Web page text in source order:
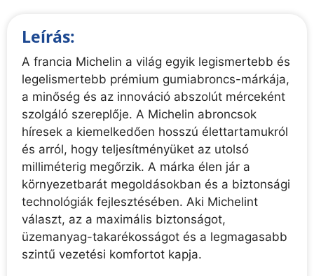
Leírás:
A francia Michelin a világ egyik legismertebb és
legelismertebb prémium gumiabroncs-márkája,
a minőség és az innováció abszolút mérceként
szolgáló szereplője. A Michelin abroncsok
híresek a kiemelkedően hosszú élettartamukról
és arról, hogy teljesítményüket az utolsó
milliméterig megőrzik. A márka élen jár a
környezetbarát megoldásokban és a biztonsági
technológiák fejlesztésében. Aki Michelint
választ, az a maximális biztonságot,
üzemanyag-takarékosságot és a legmagasabb
szintű vezetési komfortot kapja.